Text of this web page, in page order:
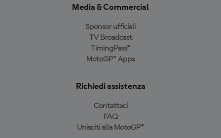
Media & Commercial
Sponsor ufficiali
TV Broadcast
TimingPass™
MotoGP™ Apps
Richiedi assistenza
Contattaci
FAQ
Unisciti alla MotoGP™